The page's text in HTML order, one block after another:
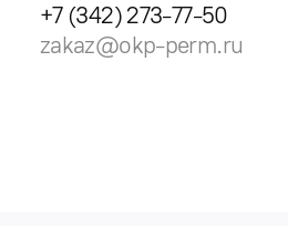
+7 (342) 273-77-50
zakaz@okp-perm.ru